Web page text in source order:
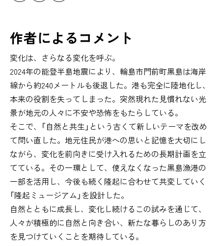
作者によるコメント
変化は、さらなる変化を呼ぶ。
2024年の能登半島地震により、輪島市門前町黒島は海岸
線から約240メートルも後退した。港も完全に陸地化し、
本来の役割を失ってしまった。突然現れた見慣れない光
景が地元の人々に不安や恐怖をもたらしている。
そこで、「自然と共生」という古くて新しいテーマを改め
て問い直した。地元住民が港への思いと記憶を大切にし
ながら、変化を前向きに受け入れるための長期計画を立
てている。その一環として、使えなくなった黒島漁港の
一部を活用し、今後も続く隆起に合わせて共変していく
「隆起ミュージアム」を設計した。
自然とともに成長し、変化し続けるこの試みを通じて、
人々が積極的に自然と向き合い、新たな暮らしのあり方
を見つけていくことを期待している。